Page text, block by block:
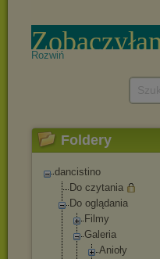
Rozwiń
Foldery
dancistino
Do czytania
Do oglądania
Filmy
Galeria
Anioły